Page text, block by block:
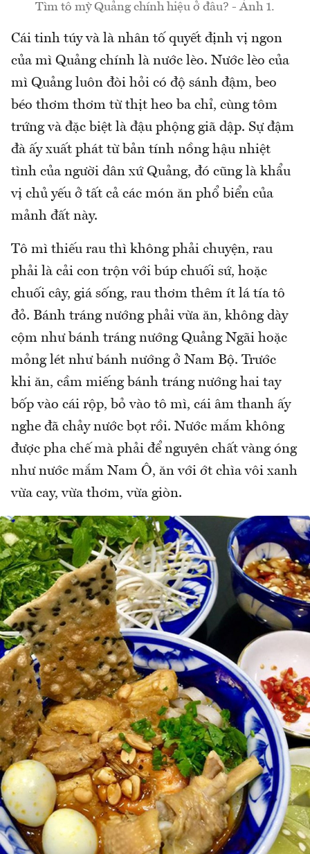
Tìm tô mỳ Quảng chính hiệu ở đâu? - Ảnh 1.
Cái tinh túy và là nhân tố quyết định vị ngon
của mì Quảng chính là nước lèo. Nước lèo của
mì Quảng luôn đòi hỏi có độ sánh đậm, beo
béo thơm thơm từ thịt heo ba chỉ, cùng tôm
trứng và đặc biệt là đậu phộng giã dập. Sự đậm
đà ấy xuất phát từ bản tính nồng hậu nhiệt
tình của người dân xứ Quảng, đó cũng là khẩu
vị chủ yếu ở tất cả các món ăn phổ biển của
mảnh đất này.
Tô mì thiếu rau thì không phải chuyện, rau
phải là cải con trộn với búp chuối sứ, hoặc
chuối cây, giá sống, rau thơm thêm ít lá tía tô
đỏ. Bánh tráng nướng phải vừa ăn, không dày
cộm như bánh tráng nướng Quảng Ngãi hoặc
mỏng lét như bánh nướng ở Nam Bộ. Trước
khi ăn, cầm miếng bánh tráng nướng hai tay
bốp vào cái rộp, bỏ vào tô mì, cái âm thanh ấy
nghe đã chảy nước bọt rồi. Nước mắm không
được pha chế mà phải để nguyên chất vàng óng
như nước mắm Nam Ô, ăn với ớt chìa vôi xanh
vừa cay, vừa thơm, vừa giòn.